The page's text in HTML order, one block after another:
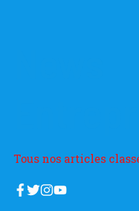
Tous nos articles